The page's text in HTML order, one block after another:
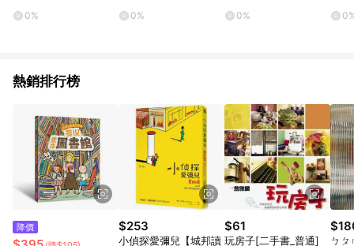
0%
0%
0%
熱銷排行榜
降價 $253
小偵探愛彌兒【城邦讀
$61
玩房子[二手書_普通] ㄅ